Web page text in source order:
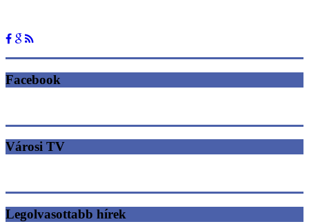
Facebook
Városi TV
Legolvasottabb hírek